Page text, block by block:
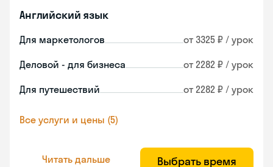
Английский язык
Для маркетологов от 3325 ₽ / урок
Деловой - для бизнеса от 2282 ₽ / урок
Для путешествий от 2282 ₽ / урок
Все услуги и цены (5)
Читать дальше Выбрать время